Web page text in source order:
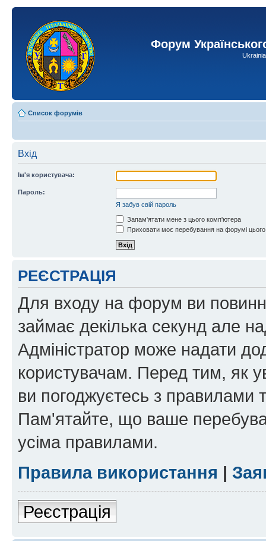
Форум
Список форумів
Вхід
Ім'я користувача:
Пароль:
Я забув свій пароль
Запам'ятати мене з цього комп'ютера
Приховати моє перебування на форумі
РЕЄСТРАЦІЯ
Для входу на форум ви
займає декілька секунд але
Адміністратор може надати
користувачам. Перед тим, як
ви погоджуєтесь з правилами
Пам'ятайте, що ваше
усіма правилами.
Правила використання |
Реєстрація